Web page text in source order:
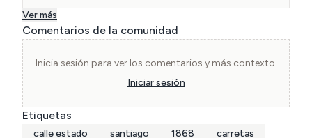
Maunoury.
Maunoury recorrió Chile entre 1858 y 1860
antes de establecerse en Lima, donde fundó uno
de los estudios más influyentes de la época.
Eugenio Courret llegó a trabajar con él en 1861 y,
propio estudio —heredero directo del archivo y
equipos de Maunoury en 1865. Es probable que
Ver más
Comentarios de la comunidad
Inicia sesión para ver los comentarios y más contexto.
Iniciar sesión
Etiquetas
calle estado santiago 1868
carretas